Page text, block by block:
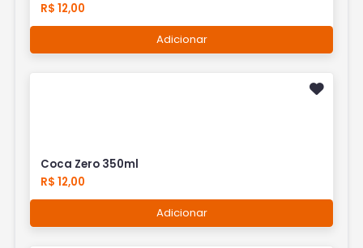
R$ 12,00
Adicionar
Coca Zero 350ml
R$ 12,00
Adicionar